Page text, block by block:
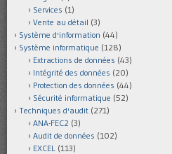
Services (1)
Vente au détail (3)
Système d'information (44)
Système informatique (128)
Extractions de données (43)
Intégrité des données (20)
Protection des données (44)
Sécurité informatique (52)
Techniques d'audit (271)
ANA-FEC2 (3)
Audit de données (102)
EXCEL (113)